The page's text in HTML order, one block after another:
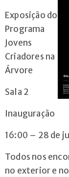
+351
222
010
Exposição do
Programa
Jovens
Criadores na
Árvore
Sala 2
Inauguração
16:00 – 28 de
Todos nos
no exterior e